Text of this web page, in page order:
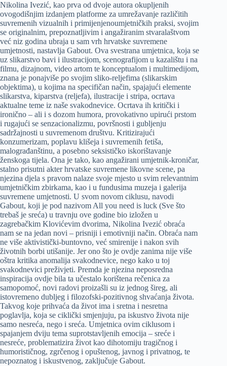
Nikolina Ivezić, kao prva od dvoje autora okupljenih
ovogodišnjim izdanjem platforme za umrežavanje različitih
suvremenih vizualnih i primijenjenoumjetničkih praksi, svojim
se originalnim, prepoznatljivim i angažiranim stvaralaštvom
već niz godina ubraja u sam vrh hrvatske suvremene
umjetnosti, nastavlja Gabout. Ova svestrana umjetnica, koja se
uz slikarstvo bavi i ilustracijom, scenografijom u kazalištu i na
filmu, dizajnom, video artom te konceptualom i multimedijom,
znana je ponajviše po svojim sliko-reljefima (slikarskim
objektima), u kojima na specifičan način, spajajući elemente
slikarstva, kiparstva (reljefa), ilustracije i stripa, ocrtava
aktualne teme iz naše svakodnevice. Ocrtava ih kritički i
ironično – ali i s dozom humora, provokativno upirući prstom
i rugajući se senzacionalizmu, površnosti i gubljenju
sadržajnosti u suvremenom društvu. Kritizirajući
konzumerizam, poplavu klišeja i suvremenih fetiša,
malograđanštinu, a posebno seksističko iskorištavanje
ženskoga tijela. Ona je tako, kao angažirani umjetnik-kroničar,
stalno prisutni akter hrvatske suvremene likovne scene, pa
njezina djela s pravom nalaze svoje mjesto u svim relevantnim
umjetničkim zbirkama, kao i u fundusima muzeja i galerija
suvremene umjetnosti. U svom novom ciklusu, navodi
Gabout, koji je pod nazivom All you need is luck (Sve što
trebaš je sreća) u travnju ove godine bio izložen u
zagrebačkim Klovićevim dvorima, Nikolina Ivezić obraća
nam se na jedan novi – prisniji i emotivniji način. Obraća nam
ne više aktivistički-buntovno, već smirenije i nakon svih
životnih borbi utišanije. Jer ono što je ovdje zanima nije više
oštra kritika anomalija svakodnevice, nego kako u toj
svakodnevici preživjeti. Premda je njezina neposredna
inspiracija ovdje bila ta učestalo korištena rečenica za
samopomoć, novi radovi proizašli su iz jednog šireg, ali
istovremeno dubljeg i filozofski-pozitivnog shvaćanja života.
Takvog koje prihvaća da život ima i sretna i nesretna
poglavlja, koja se ciklički smjenjuju, pa iskustvo života nije
samo nesreća, nego i sreća. Umjetnica ovim ciklusom i
spajanjem dviju tema suprotstavljenih emocija – sreće i
nesreće, problematizira život kao dihotomiju tragičnog i
humorističnog, zgrčenog i opuštenog, javnog i privatnog, te
nepoznatog i iskustvenog, zaključuje Gabout.